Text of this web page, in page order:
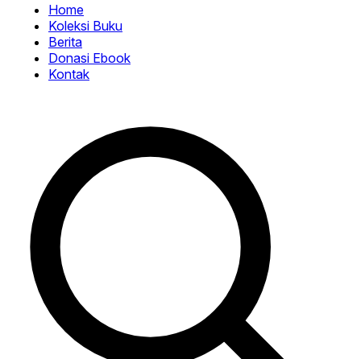
Home
Koleksi Buku
Berita
Donasi Ebook
Kontak